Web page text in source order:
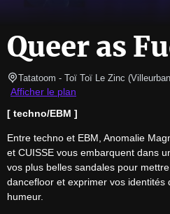
Queer as
Tatatoom - Toï Toï Le Zinc (
Afficher le plan
[ techno/EBM ]
Entre techno et EBM, Anomalie
et CUISSE vous embarquent dans
vos plus belles sandales pour
dancefloor et exprimer vos identités
humeur.